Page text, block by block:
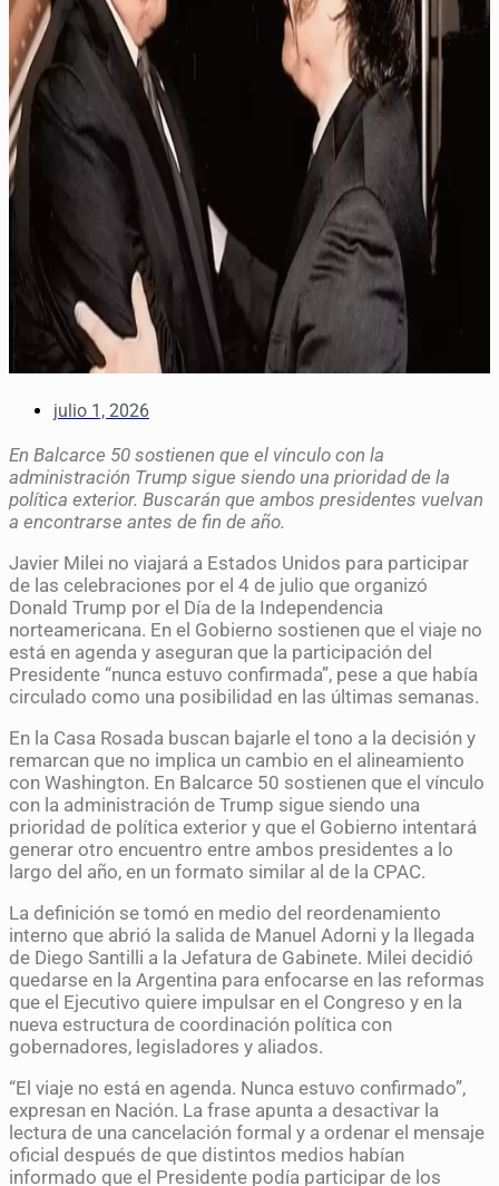
julio 1, 2026
En Balcarce 50 sostienen que el vínculo con la
administración Trump sigue siendo una prioridad de la
política exterior. Buscarán que ambos presidentes vuelvan
a encontrarse antes de fin de año.
Javier Milei no viajará a Estados Unidos para participar
de las celebraciones por el 4 de julio que organizó
Donald Trump por el Día de la Independencia
norteamericana. En el Gobierno sostienen que el viaje no
está en agenda y aseguran que la participación del
Presidente “nunca estuvo confirmada”, pese a que había
circulado como una posibilidad en las últimas semanas.
En la Casa Rosada buscan bajarle el tono a la decisión y
remarcan que no implica un cambio en el alineamiento
con Washington. En Balcarce 50 sostienen que el vínculo
con la administración de Trump sigue siendo una
prioridad de política exterior y que el Gobierno intentará
generar otro encuentro entre ambos presidentes a lo
largo del año, en un formato similar al de la CPAC.
La definición se tomó en medio del reordenamiento
interno que abrió la salida de Manuel Adorni y la llegada
de Diego Santilli a la Jefatura de Gabinete. Milei decidió
quedarse en la Argentina para enfocarse en las reformas
que el Ejecutivo quiere impulsar en el Congreso y en la
nueva estructura de coordinación política con
gobernadores, legisladores y aliados.
“El viaje no está en agenda. Nunca estuvo confirmado”,
expresan en Nación. La frase apunta a desactivar la
lectura de una cancelación formal y a ordenar el mensaje
oficial después de que distintos medios habían
informado que el Presidente podía participar de los